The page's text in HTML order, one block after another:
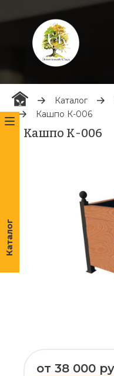
Каталог
Кашпо К-006
Кашпо К-006
Каталог
от 38 000